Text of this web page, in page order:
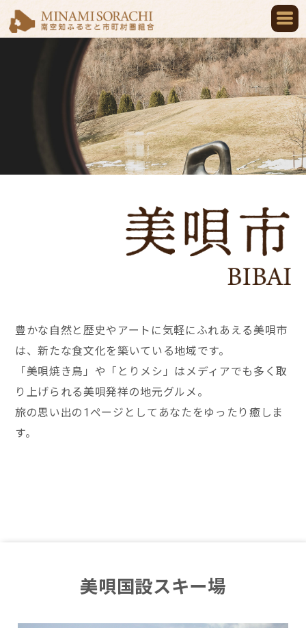
豊かな自然と歴史やアートに気軽にふれあえる美唄市
は、新たな食文化を築いている地域です。
「美唄焼き鳥」や「とりメシ」はメディアでも多く取
り上げられる美唄発祥の地元グルメ。
旅の思い出の1ページとしてあなたをゆったり癒しま
す。
美唄国設スキー場